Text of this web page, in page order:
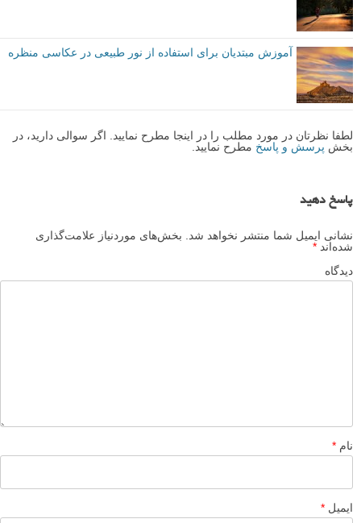
آموزش مبتدیان برای استفاده از نور طبیعی در عکاسی منظره
لطفا نظرتان در مورد مطلب را در اینجا مطرح نمایید. اگر سوالی دارید، در
بخش پرسش و پاسخ مطرح نمایید.
پاسخ دهید
نشانی ایمیل شما منتشر نخواهد شد. بخش‌های موردنیاز علامت‌گذاری
شده‌اند *
دیدگاه
نام *
ایمیل *